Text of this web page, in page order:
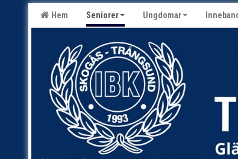
Hem Seniorer Ungdomar